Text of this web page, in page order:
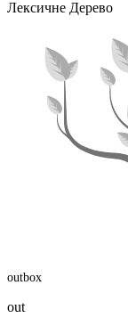
Лексичне Дерево
outbox
out